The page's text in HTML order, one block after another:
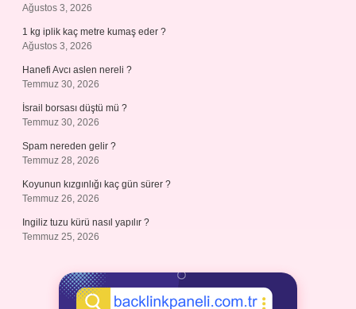
Ağustos 3, 2026
1 kg iplik kaç metre kumaş eder ?
Ağustos 3, 2026
Hanefi Avcı aslen nereli ?
Temmuz 30, 2026
İsrail borsası düştü mü ?
Temmuz 30, 2026
Spam nereden gelir ?
Temmuz 28, 2026
Koyunun kızgınlığı kaç gün sürer ?
Temmuz 26, 2026
Ingiliz tuzu kürü nasıl yapılır ?
Temmuz 25, 2026